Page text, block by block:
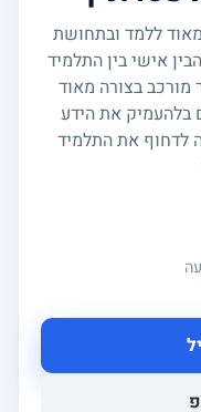
ללמד ובתחושת
אישי בין התלמיד
מורכב בצורה מאוד
בלהעמיק את הידע
לדחוף את התלמיד